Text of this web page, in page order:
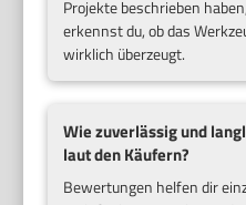
Projekte beschrieben
erkennst du, ob das
wirklich überzeugt.
Wie zuverlässig und
laut den Käufern?
Bewertungen helfen dir